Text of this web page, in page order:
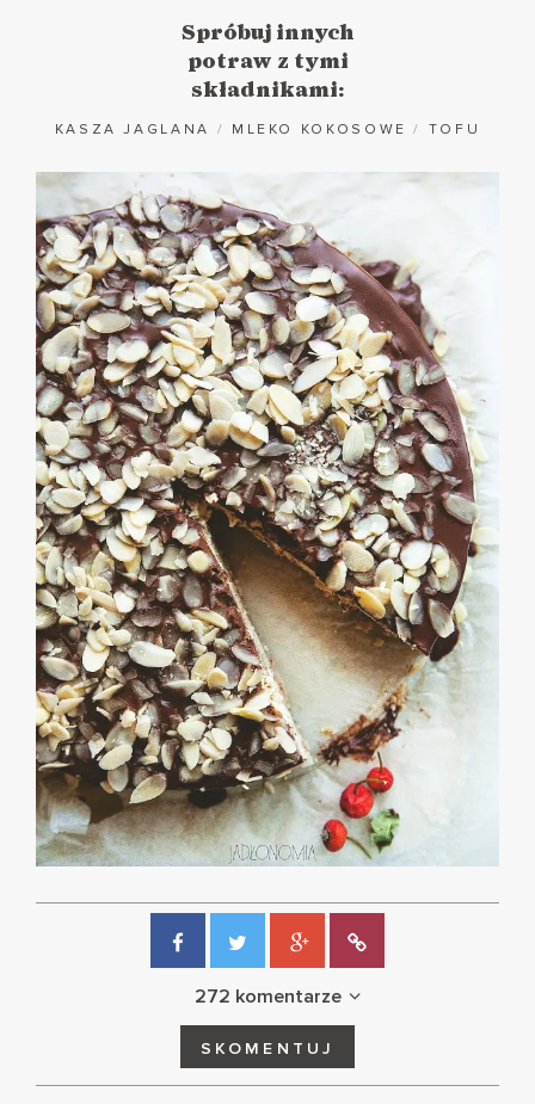
Spróbuj innych
potraw z tymi
składnikami:
KASZA JAGLANA / MLEKO KOKOSOWE / TOFU
272 komentarze
SKOMENTUJ